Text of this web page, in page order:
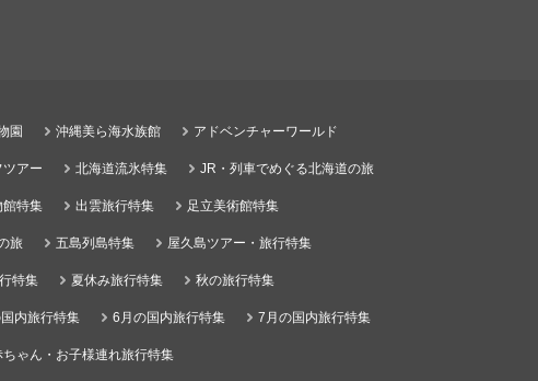
園 沖縄美ら海水族館 アドベンチャーワールド
ツアー 北海道流氷特集 JR・列車でめぐる北海道の旅
館特集 出雲旅行特集 足立美術館特集
旅 五島列島特集 屋久島ツアー・旅行特集
特集 夏休み旅行特集 秋の旅行特集
内旅行特集 6月の国内旅行特集 7月の国内旅行特集
ちゃん・お子様連れ旅行特集